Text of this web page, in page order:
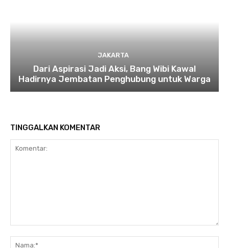
JAKARTA
Dari Aspirasi Jadi Aksi, Bang Wibi Kawal
Hadirnya Jembatan Penghubung untuk Warga
TINGGALKAN KOMENTAR